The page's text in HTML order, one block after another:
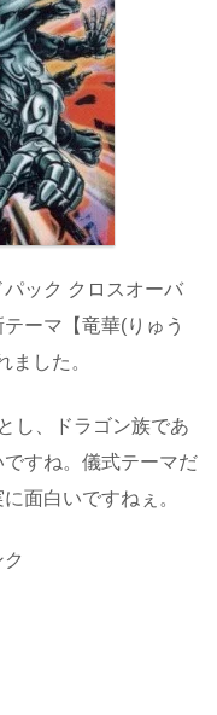
ック クロスオーバ
ーマ【竜華(りゅう
ました。
し、ドラゴン族であ
すね。儀式テーマだ
面白いですねぇ。